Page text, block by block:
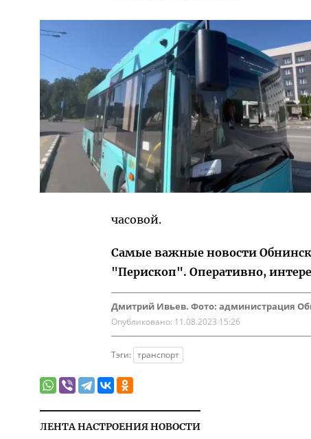
часовой.
Самые важные новости
"Перископ". Оперативно,
Дмитрий Ивьев. Фото: администрация
Опубликовано: 11.08.2023 15:26
Тэги: транспорт
ЛЕНТА НАСТРОЕНИЯ НОВОСТИ